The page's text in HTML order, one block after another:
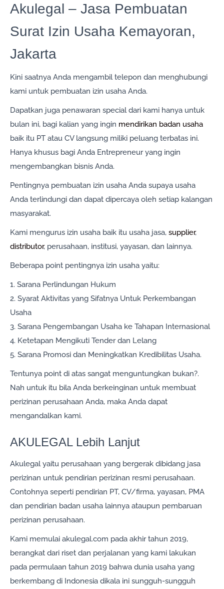
Akulegal – Jasa Pembuatan
Surat Izin Usaha Kemayoran,
Jakarta
Kini saatnya Anda mengambil telepon dan menghubungi
kami untuk pembuatan izin usaha Anda.
Dapatkan juga penawaran special dari kami hanya untuk
bulan ini, bagi kalian yang ingin mendirikan badan usaha
baik itu PT atau CV langsung miliki peluang terbatas ini.
Hanya khusus bagi Anda Entrepreneur yang ingin
mengembangkan bisnis Anda.
Pentingnya pembuatan izin usaha Anda supaya usaha
Anda terlindungi dan dapat dipercaya oleh setiap kalangan
masyarakat.
Kami mengurus izin usaha baik itu usaha jasa, supplier,
distributor, perusahaan, institusi, yayasan, dan lainnya.
Beberapa point pentingnya izin usaha yaitu:
1. Sarana Perlindungan Hukum
2. Syarat Aktivitas yang Sifatnya Untuk Perkembangan
Usaha
3. Sarana Pengembangan Usaha ke Tahapan Internasional
4. Ketetapan Mengikuti Tender dan Lelang
5. Sarana Promosi dan Meningkatkan Kredibilitas Usaha.
Tentunya point di atas sangat menguntungkan bukan?.
Nah untuk itu bila Anda berkeinginan untuk membuat
perizinan perusahaan Anda, maka Anda dapat
mengandalkan kami.
AKULEGAL Lebih Lanjut
Akulegal yaitu perusahaan yang bergerak dibidang jasa
perizinan untuk pendirian perizinan resmi perusahaan.
Contohnya seperti pendirian PT, CV/firma, yayasan, PMA
dan pendirian badan usaha lainnya ataupun pembaruan
perizinan perusahaan.
Kami memulai akulegal.com pada akhir tahun 2019,
berangkat dari riset dan perjalanan yang kami lakukan
pada permulaan tahun 2019 bahwa dunia usaha yang
berkembang di Indonesia dikala ini sungguh-sungguh